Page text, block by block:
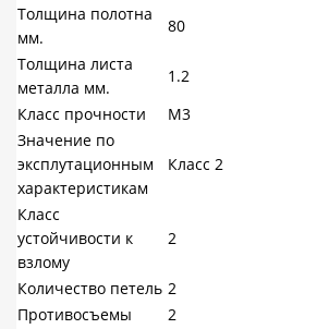
Толщина полотна
мм.
80
Толщина листа
металла мм.
1.2
Класс прочности
М3
Значение по
эксплутационным
характеристикам
Класс 2
Класс
устойчивости к
взлому
2
Количество петель 2
Противосъемы
2